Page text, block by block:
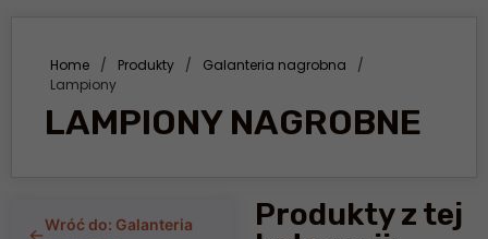
Home / Produkty / Galanteria nagrobna
/
Lampiony
LAMPIONY NAGROBNE
←Wróć do: Galanteria
Produkty z tej